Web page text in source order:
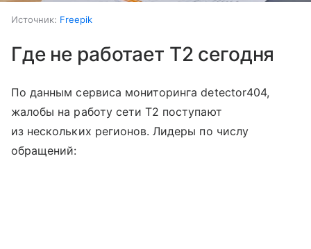
Источник: Freepik
Где не работает T2 сегодня
По данным сервиса мониторинга detector404,
жалобы на работу сети T2 поступают
из нескольких регионов. Лидеры по числу
обращений: